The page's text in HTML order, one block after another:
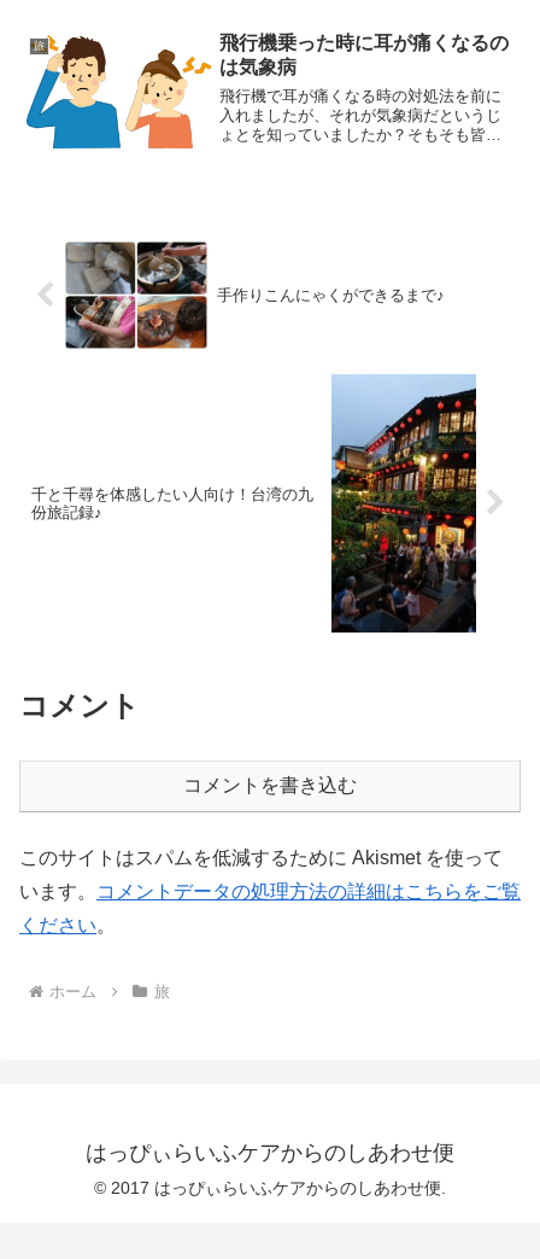
旅
飛行機乗った時に耳が痛くなるの
は気象病
飛行機で耳が痛くなる時の対処法を前に
入れましたが、それが気象病だというじ
ょとを知っていましたか？そもそも皆さ
手作りこんにゃくができるまで♪
千と千尋を体感したい人向け！台湾の九
份旅記録♪
コメント
コメントを書き込む
このサイトはスパムを低減するために Akismet を使って
います。
コメントデータの処理方法の詳細はこちらをご覧
ください。
ホーム 旅
はっぴぃらいふケアからのしあわせ便
© 2017 はっぴぃらいふケアからのしあわせ便.